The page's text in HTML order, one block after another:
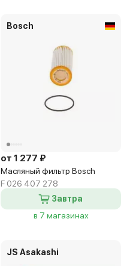
Bosch
от 1 277 ₽
Масляный фильтр Bosch
F 026 407 278
Завтра
в 7 магазинах
JS Asakashi